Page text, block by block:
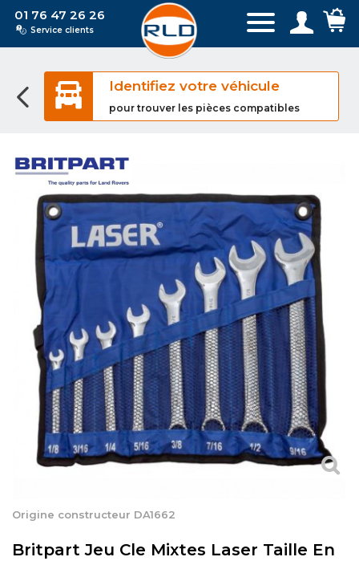
01 76 47 26 26
Service clients
Identifiez votre véhicule
pour trouver les pièces compatibles
Origine constructeur DA1662
Britpart Jeu Cle Mixtes Laser Taille En